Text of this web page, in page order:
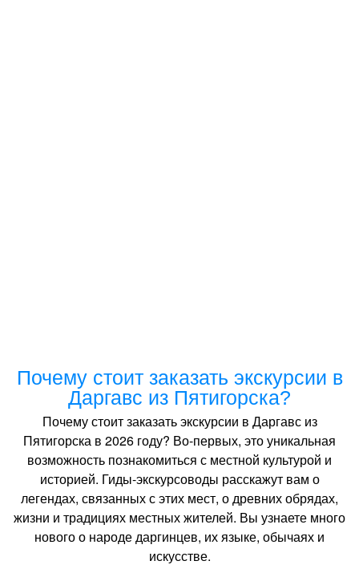
Почему стоит заказать экскурсии в
Даргавс из Пятигорска?
Почему стоит заказать экскурсии в Даргавс из
Пятигорска в 2026 году? Во-первых, это уникальная
возможность познакомиться с местной культурой и
историей. Гиды-экскурсоводы расскажут вам о
легендах, связанных с этих мест, о древних обрядах,
жизни и традициях местных жителей. Вы узнаете много
нового о народе даргинцев, их языке, обычаях и
искусстве.